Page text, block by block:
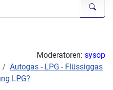
Moderatoren: sysop
Autogas - LPG - Flüssiggas
LPG?